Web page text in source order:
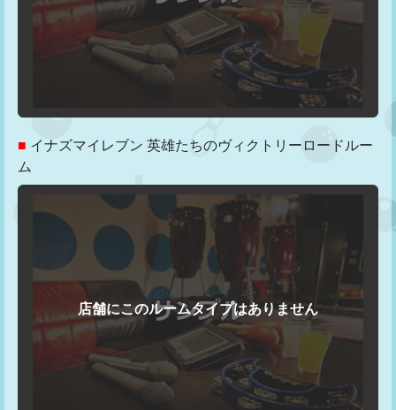
■ イナズマイレブン 英雄たちのヴィクトリーロードルー
ム